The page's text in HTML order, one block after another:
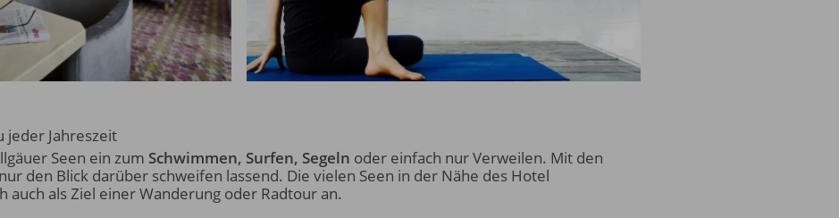
jeder Jahreszeit
Seen ein zum Schwimmen, Surfen, Segeln oder einfach nur Verweilen. Mit den
den Blick darüber schweifen lassend. Die vielen Seen in der Nähe des Hotel
auch als Ziel einer Wanderung oder Radtour an.